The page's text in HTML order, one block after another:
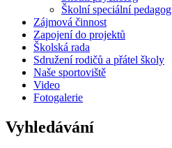
Školní speciální pedagog
Zájmová činnost
Zapojení do projektů
Školská rada
Sdružení rodičů a přátel školy
Naše sportoviště
Video
Fotogalerie
Vyhledávání